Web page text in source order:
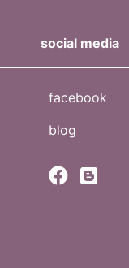
social media
facebook
blog